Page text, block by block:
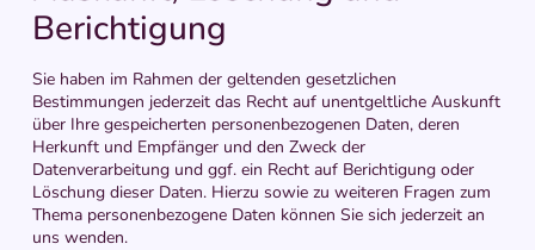
Berichtigung
Sie haben im Rahmen der geltenden gesetzlichen
Bestimmungen jederzeit das Recht auf unentgeltliche Auskunft
über Ihre gespeicherten personenbezogenen Daten, deren
Herkunft und Empfänger und den Zweck der
Datenverarbeitung und ggf. ein Recht auf Berichtigung oder
Löschung dieser Daten. Hierzu sowie zu weiteren Fragen zum
Thema personenbezogene Daten können Sie sich jederzeit an
uns wenden.